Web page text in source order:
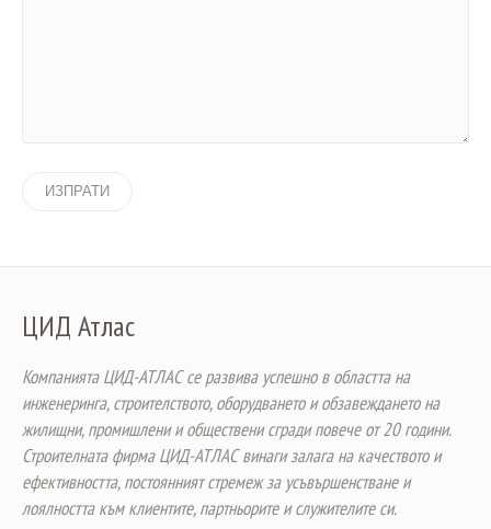
ЦИД Атлас
Компанията ЦИД-АТЛАС се развива успешно в областта на
инженеринга, строителството, оборудването и обзавеждането на
жилищни, промишлени и обществени сгради повече от 20 години.
Строителната фирма ЦИД-АТЛАС винаги залага на качеството и
ефективността, постоянният стремеж за усъвършенстване и
лоялността към клиентите, партньорите и служителите си.